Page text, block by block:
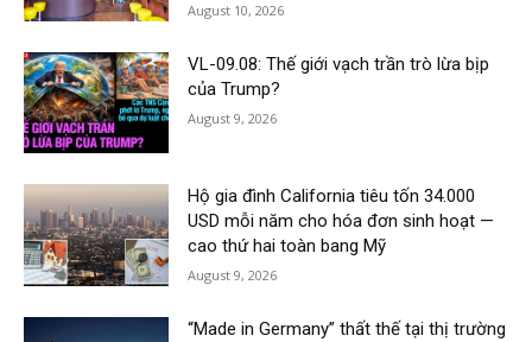
August 10, 2026
VL-09.08: Thế giới vạch trần trò lừa bịp
của Trump?
August 9, 2026
Hộ gia đình California tiêu tốn 34.000
USD mỗi năm cho hóa đơn sinh hoạt —
cao thứ hai toàn bang Mỹ
August 9, 2026
“Made in Germany” thất thế tại thị trường